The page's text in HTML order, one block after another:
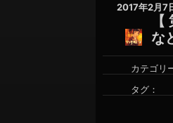
2017年2月7
な
カテゴリ
タグ：